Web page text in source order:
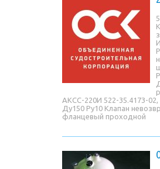
АКСС-220И 522-35.4173-
Ду150 Ру10 Клапан
фланцевый проходной